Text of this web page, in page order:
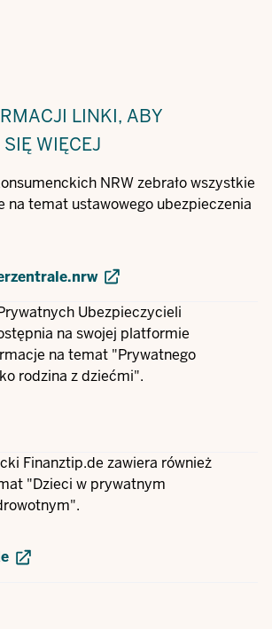
LINKI, ABY
WIĘCEJ
NRW zebrało wszystkie
na temat ustawowego ubezpieczenia
Ubezpieczycieli
na swojej platformie
na temat "Prywatnego
rodzina z dziećmi".
Finanztip.de zawiera również
"Dzieci w prywatnym